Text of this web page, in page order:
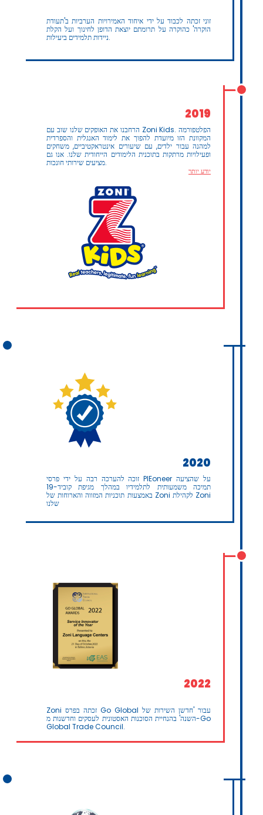
זוני זכתה לכבוד על ידי איחוד האמירויות הערביות ב'תעודת
הוקרה' כהוקרה על תרומתם יוצאת הדופן לחינוך ועל הקלת
ניידות תלמידים ביעילות.
2019
הרחבנו את האופקים שלנו שוב עם Zoni Kids. הפלטפורמה
המקוונת הזו מיועדת להפוך את לימוד האנגלית והספרדית
למהנה עבור ילדים, עם שיעורים אינטראקטיביים, משחקים
ופעילויות מרתקות בתוכנית הלימודים הייחודית שלנו. אנו גם
מציעים שירותי חונכות.
יודע יותר
2020
זוכה להערכה רבה על ידי פרסי PIEoneer על שהציעה
תמיכה משמעותית לתלמידיו במהלך מגיפת קוביד-19
באמצעות תוכניות המזווה והארוחות של Zoni לקהילת Zoni
שלנו
2022
Zoni זכתה בפרס Go Global עבור 'חדשן השירות של
השנה' בהנחיית הסוכנות האסטונית לעסקים וחדשנות מ-Go
Global Trade Council.